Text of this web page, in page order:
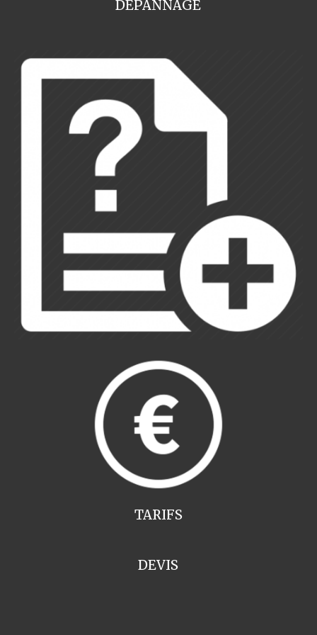
DEPANNAGE
TARIFS
DEVIS